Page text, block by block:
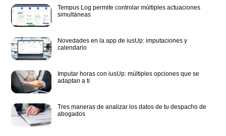
Tempus Log permite controlar múltiples actuaciones
simultáneas
Novedades en la app de iusUp: imputaciones y
calendario
Imputar horas con iusUp: múltiples opciones que se
adaptan a ti
Tres maneras de analizar los datos de tu despacho de
abogados